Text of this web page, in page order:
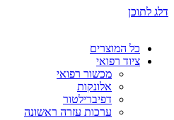
דלג לתוכן
כל המוצרים
ציוד רפואי
מכשור רפואי
אלונקות
דפיברילטור
ערכות עזרה ראשונה